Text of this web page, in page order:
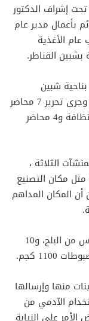
إشراف الدكتور
بأعمال مدير عام
الأغذية
بشبين القناطر.
غذائية بناحية شبين
القناطر، وتبين أن جميعها تدار بدون ترخيص، وجرى تحرير 7 محاضر
في الـ 3 منشآت تضمنت 3 محاضر اشتراطات نظافة و4 محاضر
الثلاثة ،
مكان التصنيع
المكان المداهم
جدير بالذكر أن المضبوطات عبارة عن: 700 كيس من البلح، و10
منها وإرسالها
الآدمي من
علي النيابة